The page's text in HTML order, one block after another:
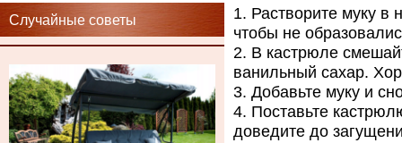
Случайные советы
Растворите муку в
чтобы не
В кастрюле
ванильный сахар.
Добавьте муку и
Поставьте
доведите до